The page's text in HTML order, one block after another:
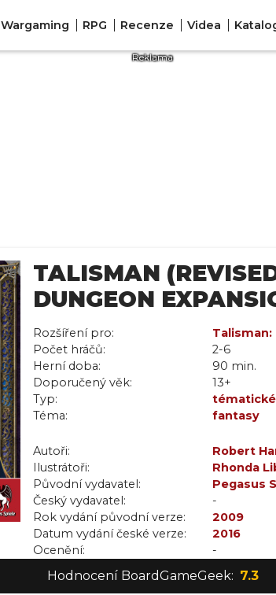
Wargaming RPG Recenze Videa
TALISMAN
DUNGEON
Rozšíření pro:
Počet hráčů:
2-6
Herní doba:
90 min.
Doporučený věk:
13+
Typ:
tématické
Téma:
fantasy
Autoři: Robert
Ilustrátoři:
Rhonda
Felicia
McLean
Alexander
Kirkpatrick
Poole
Původní vydavatel:
Pegasus
Český vydavatel:
-
Rok vydání původní verze:
2009
Datum vydání české verze:
2016
Ocenění:
-
Hodnocení BoardGameGeek: 7.3